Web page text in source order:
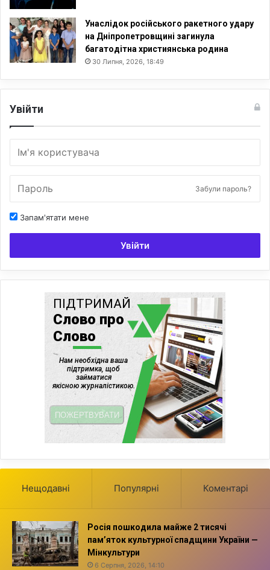
Унаслідок російського ракетного удару
на Дніпропетровщині загинула
багатодітна християнська родина
30 Липня, 2026, 18:49
Увійти
Забули пароль?
Запам'ятати мене
Увійти
Нещодавні Популярні Коментарі
Росія пошкодила майже 2 тисячі
пам’яток культурної спадщини України —
Мінкультури
6 Серпня, 2026, 14:10